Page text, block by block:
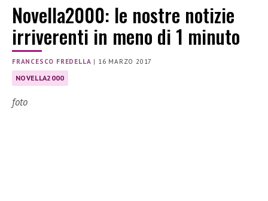
Novella2000: le nostre notizie
irriverenti in meno di 1 minuto
FRANCESCO FREDELLA | 16 MARZO 2017
NOVELLA2000
foto